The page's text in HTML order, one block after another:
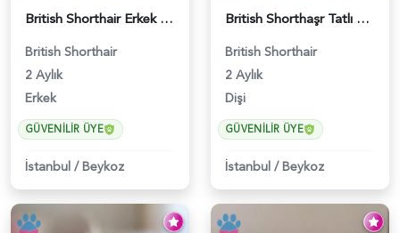
British Shorthair Erkek Golden Yavrumuz - 5567
British Shorthair
2 Aylık
Erkek
GÜVENILIR ÜYE
İstanbul /Beykoz
British Shorthaşr Tatlı Yavrumuz 2 Aylık - 5569
British Shorthair
2 Aylık
Dişi
GÜVENILIR ÜYE
İstanbul /Beykoz